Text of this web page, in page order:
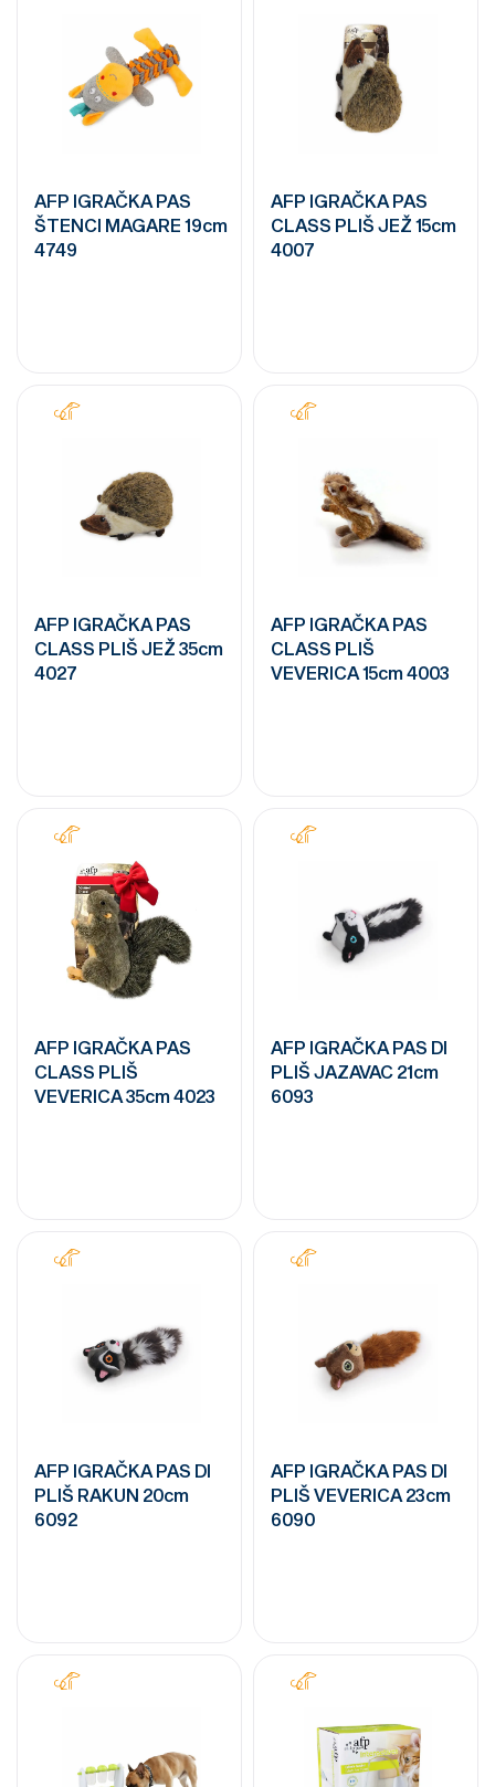
AFP IGRAČKA PAS
ŠTENCI MAGARE 19cm
4749
AFP IGRAČKA PAS
CLASS PLIŠ JEŽ 15cm
4007
AFP IGRAČKA PAS
CLASS PLIŠ JEŽ 35cm
4027
AFP IGRAČKA PAS
CLASS PLIŠ
VEVERICA 15cm 4003
AFP IGRAČKA PAS
CLASS PLIŠ
VEVERICA 35cm 4023
AFP IGRAČKA PAS DI
PLIŠ JAZAVAC 21cm
6093
AFP IGRAČKA PAS DI
PLIŠ RAKUN 20cm
6092
AFP IGRAČKA PAS DI
PLIŠ VEVERICA 23cm
6090